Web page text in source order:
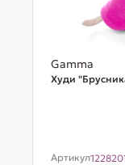
Gamma
Худи
Артикул